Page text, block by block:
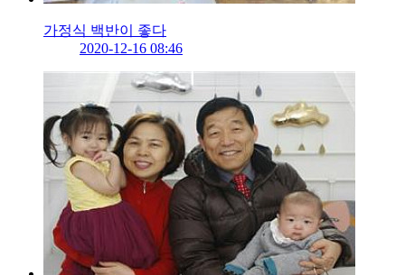
가정식 백반이 좋다
2020-12-16 08:46